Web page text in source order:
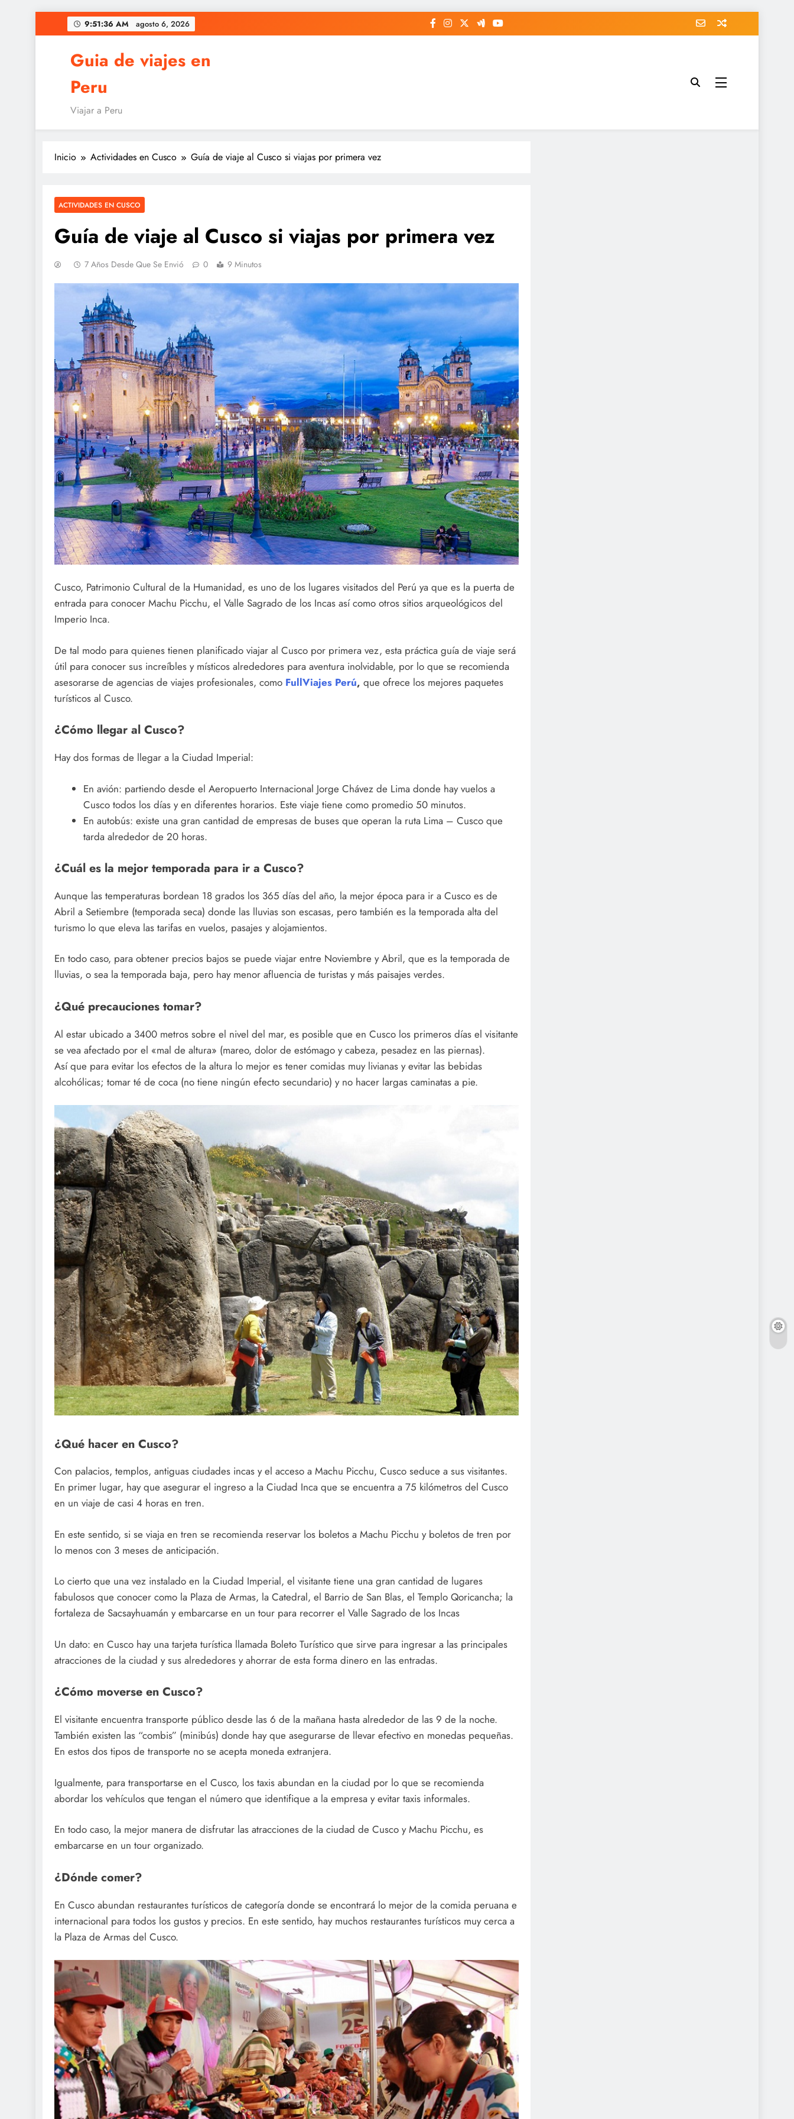
al
9:51:37 AM agosto 6, 2026
Guia de viajes en
Peru
Viajar a Peru
Inicio Actividades en Cusco Guía de viaje al Cusco si viajas por primera vez
ACTIVIDADES EN CUSCO
Guía de viaje al Cusco si viajas por primera vez
7 Años Desde Que Se Envió 0 9 Minutos
Cusco, Patrimonio Cultural de la Humanidad, es uno de los lugares visitados del Perú ya que es la puerta de
entrada para conocer Machu Picchu, el Valle Sagrado de los Incas así como otros sitios arqueológicos del
Imperio Inca.
De tal modo para quienes tienen planificado viajar al Cusco por primera vez, esta práctica guía de viaje será
útil para conocer sus increíbles y místicos alrededores para aventura inolvidable, por lo que se recomienda
asesorarse de agencias de viajes profesionales, como FullViajes Perú, que ofrece los mejores paquetes
turísticos al Cusco.
¿Cómo llegar al Cusco?
Hay dos formas de llegar a la Ciudad Imperial:
En avión: partiendo desde el Aeropuerto Internacional Jorge Chávez de Lima donde hay vuelos a
Cusco todos los días y en diferentes horarios. Este viaje tiene como promedio 50 minutos.
En autobús: existe una gran cantidad de empresas de buses que operan la ruta Lima – Cusco que
tarda alrededor de 20 horas.
¿Cuál es la mejor temporada para ir a Cusco?
Aunque las temperaturas bordean 18 grados los 365 días del año, la mejor época para ir a Cusco es de
Abril a Setiembre (temporada seca) donde las lluvias son escasas, pero también es la temporada alta del
turismo lo que eleva las tarifas en vuelos, pasajes y alojamientos.
En todo caso, para obtener precios bajos se puede viajar entre Noviembre y Abril, que es la temporada de
lluvias, o sea la temporada baja, pero hay menor afluencia de turistas y más paisajes verdes.
¿Qué precauciones tomar?
Al estar ubicado a 3400 metros sobre el nivel del mar, es posible que en Cusco los primeros días el visitante
se vea afectado por el «mal de altura» (mareo, dolor de estómago y cabeza, pesadez en las piernas).
Así que para evitar los efectos de la altura lo mejor es tener comidas muy livianas y evitar las bebidas
alcohólicas; tomar té de coca (no tiene ningún efecto secundario) y no hacer largas caminatas a pie.
¿Qué hacer en Cusco?
Con palacios, templos, antiguas ciudades incas y el acceso a Machu Picchu, Cusco seduce a sus visitantes.
En primer lugar, hay que asegurar el ingreso a la Ciudad Inca que se encuentra a 75 kilómetros del Cusco
en un viaje de casi 4 horas en tren.
En este sentido, si se viaja en tren se recomienda reservar los boletos a Machu Picchu y boletos de tren por
lo menos con 3 meses de anticipación.
Lo cierto que una vez instalado en la Ciudad Imperial, el visitante tiene una gran cantidad de lugares
fabulosos que conocer como la Plaza de Armas, la Catedral, el Barrio de San Blas, el Templo Qoricancha; la
fortaleza de Sacsayhuamán y embarcarse en un tour para recorrer el Valle Sagrado de los Incas
Un dato: en Cusco hay una tarjeta turística llamada Boleto Turístico que sirve para ingresar a las principales
atracciones de la ciudad y sus alrededores y ahorrar de esta forma dinero en las entradas.
¿Cómo moverse en Cusco?
El visitante encuentra transporte público desde las 6 de la mañana hasta alrededor de las 9 de la noche.
También existen las “combis” (minibús) donde hay que asegurarse de llevar efectivo en monedas pequeñas.
En estos dos tipos de transporte no se acepta moneda extranjera.
Igualmente, para transportarse en el Cusco, los taxis abundan en la ciudad por lo que se recomienda
abordar los vehículos que tengan el número que identifique a la empresa y evitar taxis informales.
En todo caso, la mejor manera de disfrutar las atracciones de la ciudad de Cusco y Machu Picchu, es
embarcarse en un tour organizado.
¿Dónde comer?
En Cusco abundan restaurantes turísticos de categoría donde se encontrará lo mejor de la comida peruana e
internacional para todos los gustos y precios. En este sentido, hay muchos restaurantes turísticos muy cerca a
la Plaza de Armas del Cusco.